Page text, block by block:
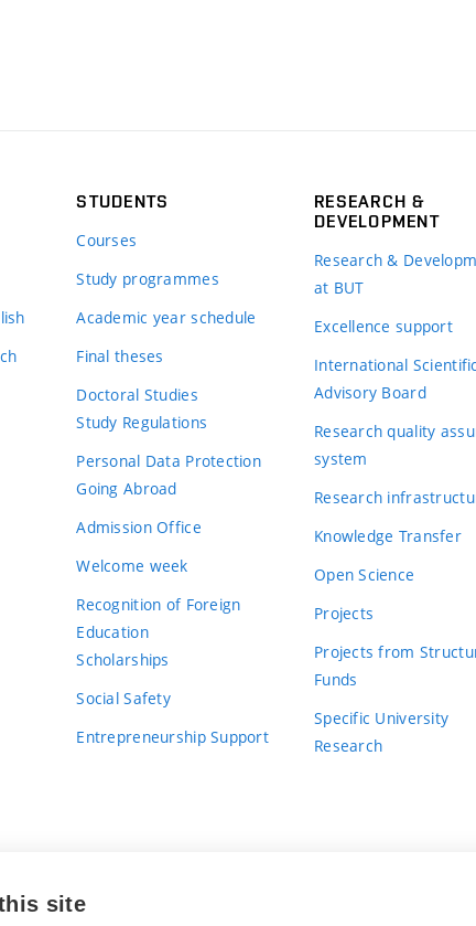
STUDENTS
Courses
Study programmes
Academic year schedule
Final theses
Doctoral Studies
Study Regulations
Personal Data Protection
Going Abroad
Admission Office
Welcome week
Recognition of Foreign
Education
Scholarships
Social Safety
Entrepreneurship Support
RESEARCH &
DEVELOPMENT
Research &
at BUT
Excellence support
International Scientific
Advisory Board
Research quality
system
Research
Knowledge Transfer
Open Science
Projects
Projects from
Funds
Specific University
Research
site